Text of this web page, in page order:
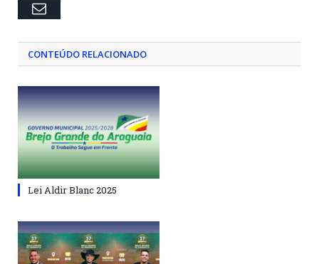
Email
CONTEÚDO RELACIONADO
Lei Aldir Blanc 2025